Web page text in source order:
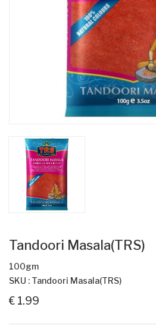
Tandoori Masala(TRS)
100gm
SKU : Tandoori Masala(TRS)
€ 1.99